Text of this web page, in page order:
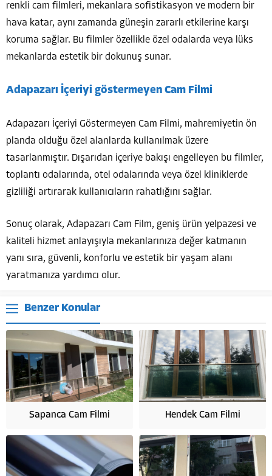
renkli cam filmleri, mekanlara sofistikasyon ve modern bir
hava katar, aynı zamanda güneşin zararlı etkilerine karşı
koruma sağlar. Bu filmler özellikle özel odalarda veya lüks
mekanlarda estetik bir dokunuş sunar.
Adapazarı İçeriyi göstermeyen Cam Filmi
Adapazarı İçeriyi Göstermeyen Cam Filmi, mahremiyetin ön
planda olduğu özel alanlarda kullanılmak üzere
tasarlanmıştır. Dışarıdan içeriye bakışı engelleyen bu filmler,
toplantı odalarında, otel odalarında veya özel kliniklerde
gizliliği artırarak kullanıcıların rahatlığını sağlar.
Sonuç olarak, Adapazarı Cam Film, geniş ürün yelpazesi ve
kaliteli hizmet anlayışıyla mekanlarınıza değer katmanın
yanı sıra, güvenli, konforlu ve estetik bir yaşam alanı
yaratmanıza yardımcı olur.
Benzer Konular
Sapanca Cam Filmi Hendek Cam Filmi